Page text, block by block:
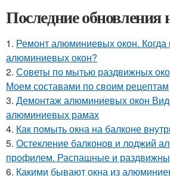
Последние обновления
1. Ремонт алюминиевых окон.
алюминиевых окон?
2. Советы по мытью раздвижных
Моем составами по своим рецептам
3. Демонтаж алюминиевых окон
алюминиевых рамах
4. Как помыть окна на балконе
5. Остекление балконов и лоджий
профилем. Распашные и
6. Какими бывают окна из